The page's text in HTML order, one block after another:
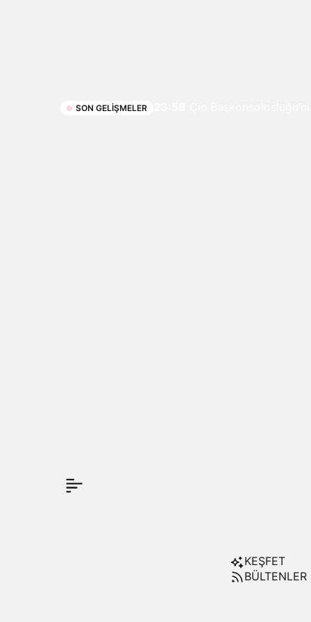
SON GELIŞMELER
KEŞFET
BÜLTENLER